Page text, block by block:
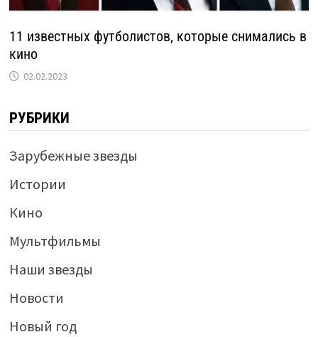
11 известных футболистов, которые снимались в
кино
02.02.2023
РУБРИКИ
Зарубежные звезды
Истории
Кино
Мультфильмы
Наши звезды
Новости
Новый год